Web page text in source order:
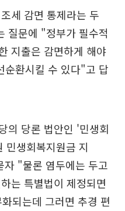
세 감면 통제라는 두
질문에 "정부가 필수적
지출은 감면하게 해야
순환시킬 수 있다"고 답
의 당론 법안인 '민생회
민생회복지원금 지
"물론 염두에는 두고
는 특별법이 제정되면
되는데 그러면 추경 편